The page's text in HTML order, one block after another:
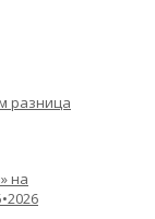
разница
на